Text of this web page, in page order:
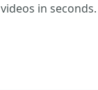
videos in seconds.